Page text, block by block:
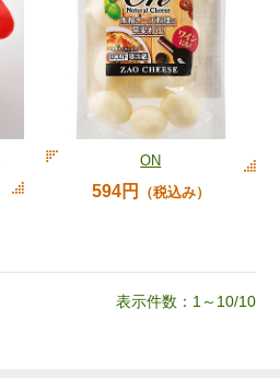
ON
594円 （税込み）
表示件数：1～10/10